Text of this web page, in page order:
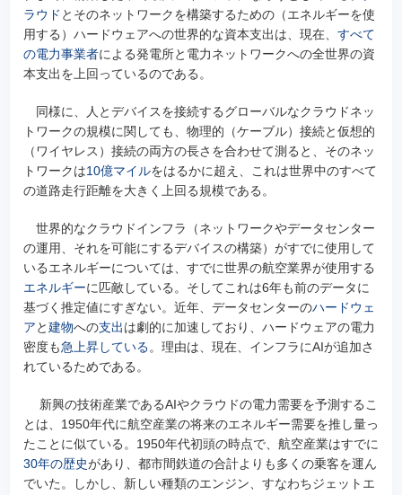
ラウド とそのネットワークを構築するための（エネルギーを使
用する）ハードウェアへの世界的な資本支出は、現在、 すべて
の電力事業者による発電所と電力ネットワークへの全世界の資
本支出を上回っているのである。
同様に、人とデバイスを接続するグローバルなクラウドネッ
トワークの規模に関しても、物理的（ケーブル）接続と仮想的
（ワイヤレス）接続の両方の長さを合わせて測ると、そのネッ
トワークは10億マイルをはるかに超え、これは世界中のすべて
の道路走行距離を大きく上回る規模である。
世界的なクラウドインフラ（ネットワークやデータセンター
の運用、それを可能にするデバイスの構築）がすでに使用して
いるエネルギーについては、すでに世界の航空業界が使用する
エネルギーに匹敵している。そしてこれは6年も前のデータに
基づく推定値にすぎない。近年、データセンターのハードウェ
アと建物への支出は劇的に加速しており、ハードウェアの電力
密度も急上昇している。理由は、現在、インフラにAIが追加さ
れているためである。
新興の技術産業であるAIやクラウドの電力需要を予測するこ
とは、1950年代に航空産業の将来のエネルギー需要を推し量っ
たことに似ている。1950年代初頭の時点で、航空産業はすでに
30年の歴史があり、都市間鉄道の合計よりも多くの乗客を運ん
でいた。しかし、新しい種類のエンジン、すなわちジェットエ